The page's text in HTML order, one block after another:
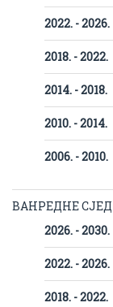
2022. - 2026.
2018. - 2022.
2014. - 2018.
2010. - 2014.
2006. - 2010.
ВАНРЕДНЕ
2026. - 2030.
2022. - 2026.
2018. - 2022.